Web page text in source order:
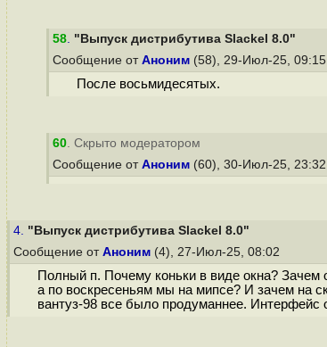
58. "Выпуск дистрибутива Slackel 8.0"
Сообщение от Аноним (58), 29-Июл-25, 09:15
После восьмидесятых.
60. Скрыто модератором
Сообщение от Аноним (60), 30-Июл-25, 23:32
4. "Выпуск дистрибутива Slackel 8.0"
Сообщение от Аноним (4), 27-Июл-25, 08:02
Полный п. Почему коньки в виде окна? Зачем
а по воскресеньям мы на мипсе? И зачем на
вантуз-98 все было продуманнее. Интерфейс